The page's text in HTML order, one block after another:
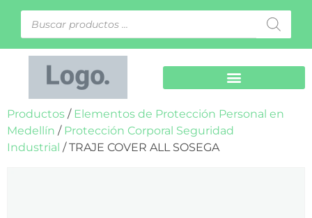
Productos / Elementos de Protección Personal en
Medellín / Protección Corporal Seguridad
Industrial / TRAJE COVER ALL SOSEGA